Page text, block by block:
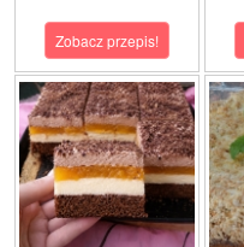
Zobacz przepis!